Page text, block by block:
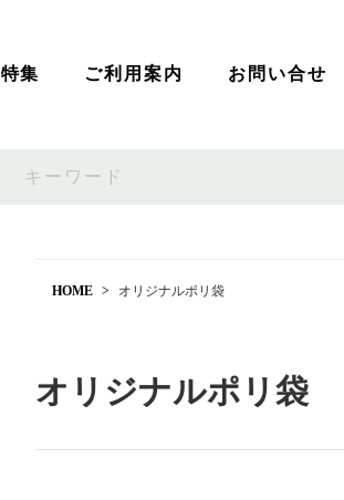
特集 ご利用案内 お問い合せ
HOME オリジナルポリ袋
オリジナルポリ袋